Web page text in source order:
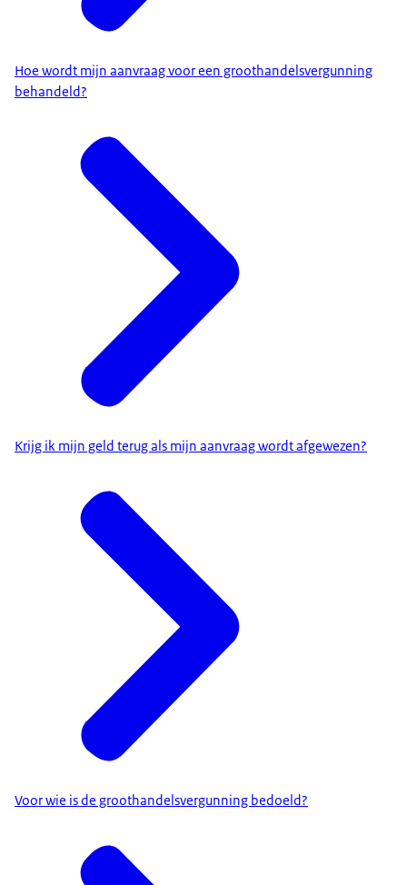
Hoe wordt mijn aanvraag voor een groothandelsvergunning
behandeld?
Krijg ik mijn geld terug als mijn aanvraag wordt afgewezen?
Voor wie is de groothandelsvergunning bedoeld?